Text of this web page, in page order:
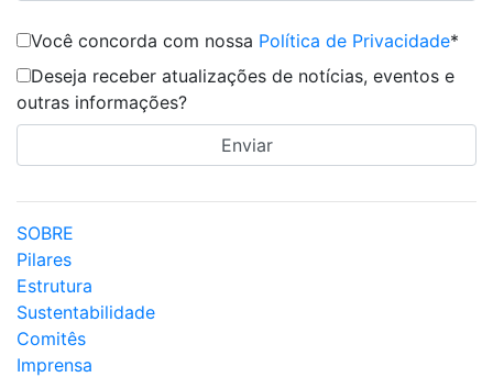
Você concorda com nossa Política de Privacidade*
Deseja receber atualizações de notícias, eventos e
outras informações?
SOBRE
Pilares
Estrutura
Sustentabilidade
Comitês
Imprensa